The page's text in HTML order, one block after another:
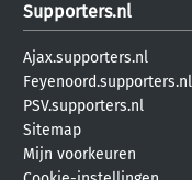
Supporters.nl
Ajax.supporters.nl
Feyenoord.supporters.nl
PSV.supporters.nl
Sitemap
Mijn voorkeuren